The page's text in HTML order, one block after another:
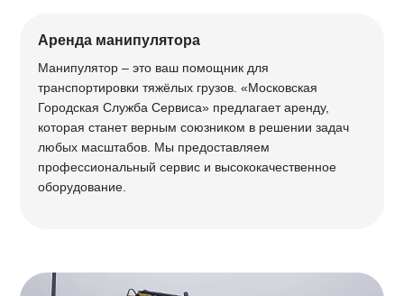
Аренда манипулятора
Манипулятор – это ваш помощник для
транспортировки тяжёлых грузов. «Московская
Городская Служба Сервиса» предлагает аренду,
которая станет верным союзником в решении задач
любых масштабов. Мы предоставляем
профессиональный сервис и высококачественное
оборудование.